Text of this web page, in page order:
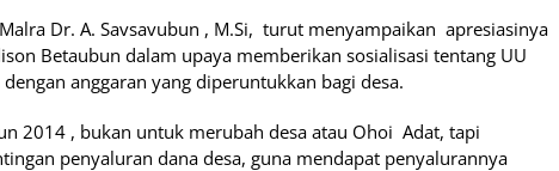
Dr. A. Savsavubun , M.Si, turut menyampaikan apresiasinya
Betaubun dalam upaya memberikan sosialisasi tentang UU
anggaran yang diperuntukkan bagi desa.
2014 , bukan untuk merubah desa atau Ohoi Adat, tapi
penyaluran dana desa, guna mendapat penyalurannya